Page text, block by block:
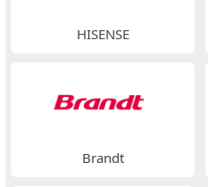
HISENSE
Brandt